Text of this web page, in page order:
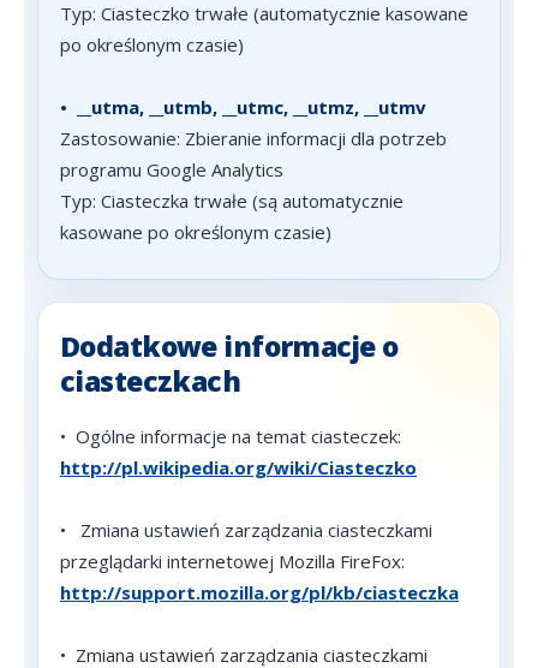
Typ: Ciasteczko trwałe (automatycznie kasowane
po określonym czasie)
•
__utma, __utmb, __utmc, __utmz, __utmv
Zastosowanie: Zbieranie informacji dla potrzeb
programu Google Analytics
Typ: Ciasteczka trwałe (są automatycznie
kasowane po określonym czasie)
Dodatkowe informacje o
ciasteczkach
• Ogólne informacje na temat ciasteczek:
http://pl.wikipedia.org/wiki/Ciasteczko
•
Zmiana ustawień zarządzania ciasteczkami
przeglądarki internetowej Mozilla FireFox:
http://support.mozilla.org/pl/kb/ciasteczka
• Zmiana ustawień zarządzania ciasteczkami